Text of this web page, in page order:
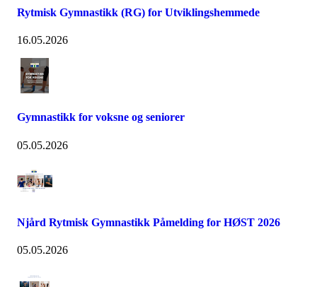
Rytmisk Gymnastikk (RG) for Utviklingshemmede
16.05.2026
Gymnastikk for voksne og seniorer
05.05.2026
Njård Rytmisk Gymnastikk Påmelding for HØST 2026
05.05.2026